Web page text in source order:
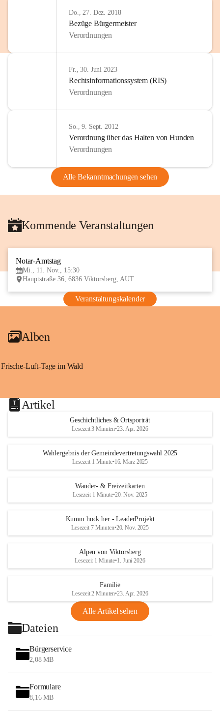
Do., 27. Dez. 2018
Bezüge Bürgermeister
Verordnungen
Fr., 30. Juni 2023
Rechtsinformationssystem (RIS)
Verordnungen
So., 9. Sept. 2012
Verordnung über das Halten von Hunden
Verordnungen
Alle Bekanntmachungen sehen
Kommende Veranstaltungen
Notar-Amtstag
Mi., 11. Nov., 15:30
Hauptstraße 36, 6836 Viktorsberg, AUT
Veranstaltungskalender
Alben
Frische-Luft-Tage im Wald
Artikel
Geschichtliches & Ortsporträt
Lesezeit 3 Minuten•23. Apr. 2026
Wahlergebnis der Gemeindevertretungswahl 2025
Lesezeit 1 Minute•16. März 2025
Wander- & Freizeitkarten
Lesezeit 1 Minute•20. Nov. 2025
Kumm hock her - LeaderProjekt
Lesezeit 7 Minuten•20. Nov. 2025
Alpen von Viktorsberg
Lesezeit 1 Minute•1. Juni 2026
Familie
Lesezeit 2 Minuten•23. Apr. 2026
Alle Artikel sehen
Dateien
Bürgerservice
2,08 MB
Formulare
8,16 MB